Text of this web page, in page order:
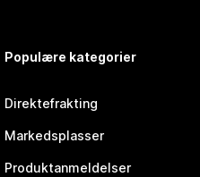
Populære kategorier
Direktefrakting
Markedsplasser
Produktanmeldelser